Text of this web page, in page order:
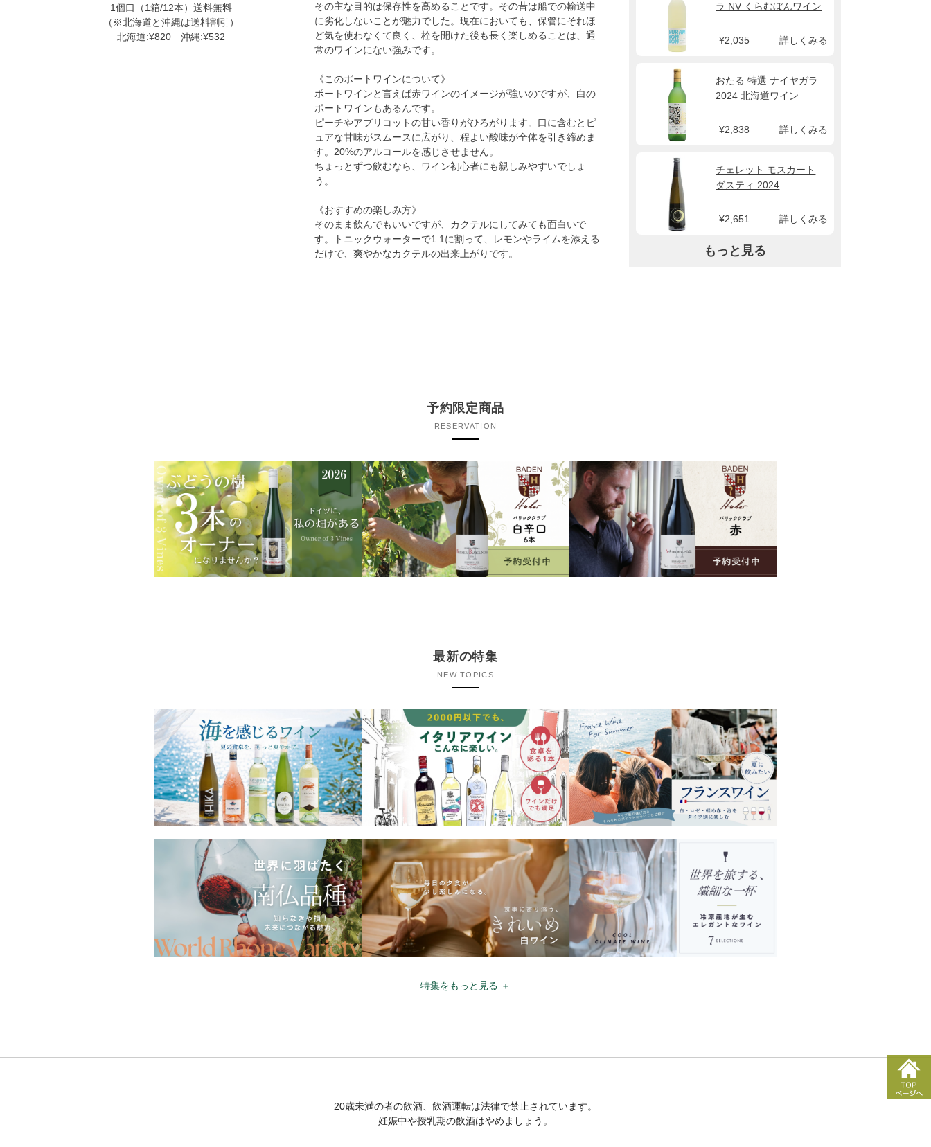
1個口（1箱/12本）送料無料
（※北海道と沖縄は送料割引）
北海道:¥820 沖縄:¥532
その主な目的は保存性を高めることです。その昔は船での輸送中
に劣化しないことが魅力でした。現在においても、保管にそれほ
ど気を使わなくて良く、栓を開けた後も長く楽しめることは、通
常のワインにない強みです。
《このポートワインについて》
ポートワインと言えば赤ワインのイメージが強いのですが、白の
ポートワインもあるんです。
ピーチやアプリコットの甘い香りがひろがります。口に含むとピ
ュアな甘味がスムースに広がり、程よい酸味が全体を引き締めま
す。20%のアルコールを感じさせません。
ちょっとずつ飲むなら、ワイン初心者にも親しみやすいでしょ
う。
《おすすめの楽しみ方》
そのまま飲んでもいいですが、カクテルにしてみても面白いで
す。トニックウォーターで1:1に割って、レモンやライムを添える
だけで、爽やかなカクテルの出来上がりです。
ラ NV くらむぼんワイン
¥2,035 詳しくみる
おたる 特選 ナイヤガラ
2024 北海道ワイン
¥2,838 詳しくみる
チェレット モスカート
ダスティ 2024
¥2,651 詳しくみる
もっと見る
予約限定商品
RESERVATION
最新の特集
NEW TOPICS
特集をもっと見る ＋
20歳未満の者の飲酒、飲酒運転は法律で禁止されています。
妊娠中や授乳期の飲酒はやめましょう。